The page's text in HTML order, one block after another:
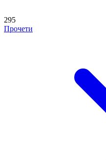
295
Прочети